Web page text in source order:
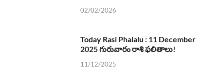
02/02/2026
Today Rasi Phalalu : 11 December
2025 గురువారం రాశి ఫలితాలు!
11/12/2025